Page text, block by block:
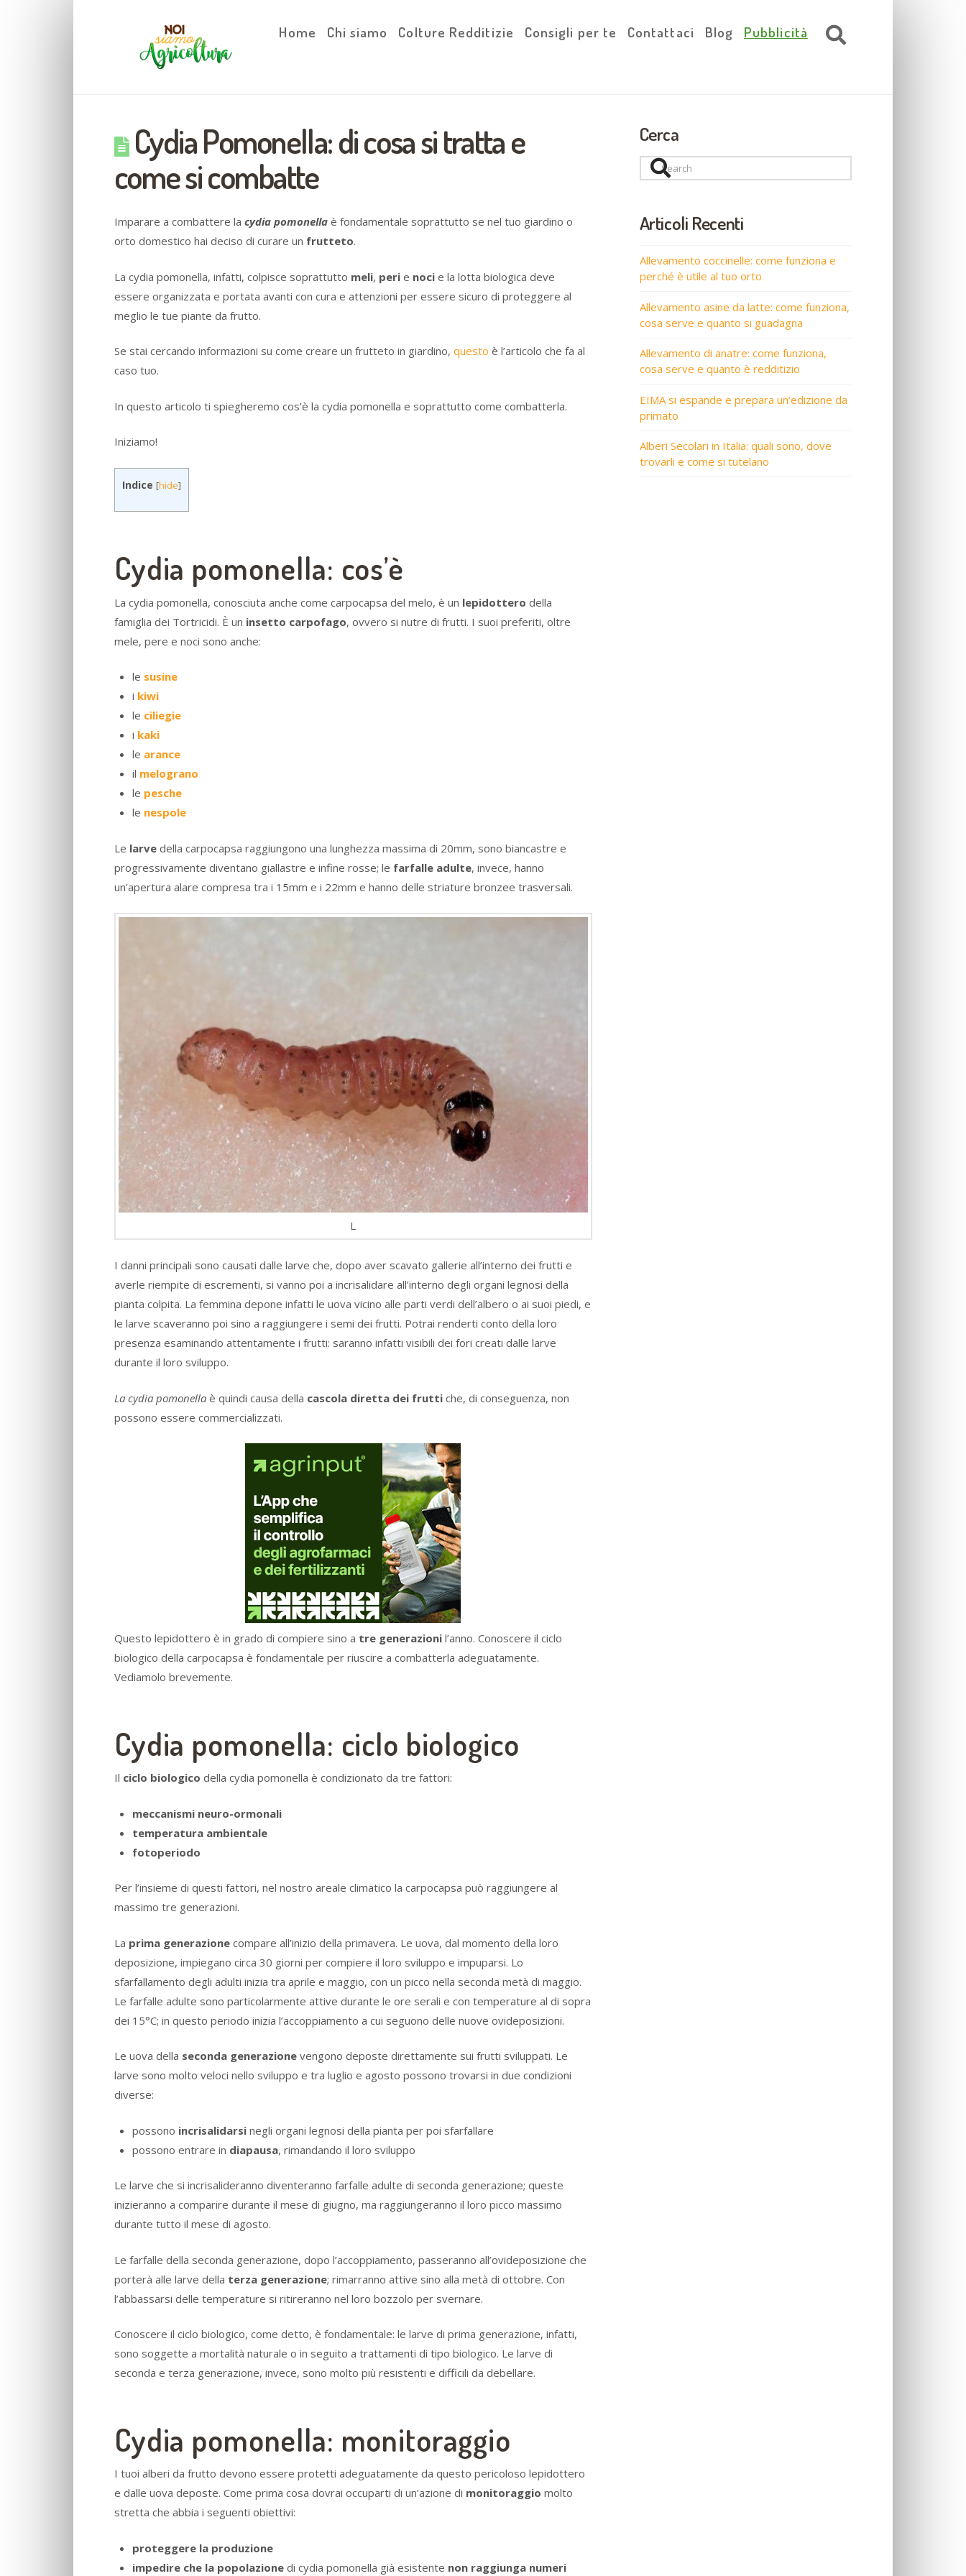
Home Chi siamo Colture Redditizie Consigli per te Contattaci Blog Pubblicità
Cydia Pomonella: di cosa si tratta e
come si combatte
Imparare a combattere la cydia pomonella è fondamentale soprattutto se nel tuo giardino o
orto domestico hai deciso di curare un frutteto.
La cydia pomonella, infatti, colpisce soprattutto meli, peri e noci e la lotta biologica deve
essere organizzata e portata avanti con cura e attenzioni per essere sicuro di proteggere al
meglio le tue piante da frutto.
Se stai cercando informazioni su come creare un frutteto in giardino, questo è l’articolo che fa al
caso tuo.
In questo articolo ti spiegheremo cos’è la cydia pomonella e soprattutto come combatterla.
Iniziamo!
Indice [hide]
Cydia pomonella: cos’è
La cydia pomonella, conosciuta anche come carpocapsa del melo, è un lepidottero della
famiglia dei Tortricidi. È un insetto carpofago, ovvero si nutre di frutti. I suoi preferiti, oltre
mele, pere e noci sono anche:
le susine
i kiwi
le ciliegie
i kaki
le arance
il melograno
le pesche
le nespole
Le larve della carpocapsa raggiungono una lunghezza massima di 20mm, sono biancastre e
progressivamente diventano giallastre e infine rosse; le farfalle adulte, invece, hanno
un’apertura alare compresa tra i 15mm e i 22mm e hanno delle striature bronzee trasversali.
L
I danni principali sono causati dalle larve che, dopo aver scavato gallerie all’interno dei frutti e
averle riempite di escrementi, si vanno poi a incrisalidare all’interno degli organi legnosi della
pianta colpita. La femmina depone infatti le uova vicino alle parti verdi dell’albero o ai suoi piedi, e
le larve scaveranno poi sino a raggiungere i semi dei frutti. Potrai renderti conto della loro
presenza esaminando attentamente i frutti: saranno infatti visibili dei fori creati dalle larve
durante il loro sviluppo.
La cydia pomonella è quindi causa della cascola diretta dei frutti che, di conseguenza, non
possono essere commercializzati.
Questo lepidottero è in grado di compiere sino a tre generazioni l’anno. Conoscere il ciclo
biologico della carpocapsa è fondamentale per riuscire a combatterla adeguatamente.
Vediamolo brevemente.
Cydia pomonella: ciclo biologico
Il ciclo biologico della cydia pomonella è condizionato da tre fattori:
meccanismi neuro-ormonali
temperatura ambientale
fotoperiodo
Per l’insieme di questi fattori, nel nostro areale climatico la carpocapsa può raggiungere al
massimo tre generazioni.
La prima generazione compare all’inizio della primavera. Le uova, dal momento della loro
deposizione, impiegano circa 30 giorni per compiere il loro sviluppo e impuparsi. Lo
sfarfallamento degli adulti inizia tra aprile e maggio, con un picco nella seconda metà di maggio.
Le farfalle adulte sono particolarmente attive durante le ore serali e con temperature al di sopra
dei 15°C; in questo periodo inizia l’accoppiamento a cui seguono delle nuove ovideposizioni.
Le uova della seconda generazione vengono deposte direttamente sui frutti sviluppati. Le
larve sono molto veloci nello sviluppo e tra luglio e agosto possono trovarsi in due condizioni
diverse:
possono incrisalidarsinegli organi legnosi della pianta per poi sfarfallare
possono entrare in diapausa, rimandando il loro sviluppo
Le larve che si incrisalideranno diventeranno farfalle adulte di seconda generazione; queste
inizieranno a comparire durante il mese di giugno, ma raggiungeranno il loro picco massimo
durante tutto il mese di agosto.
Le farfalle della seconda generazione, dopo l’accoppiamento, passeranno all’ovideposizione che
porterà alle larve della terza generazione; rimarranno attive sino alla metà di ottobre. Con
l’abbassarsi delle temperature si ritireranno nel loro bozzolo per svernare.
Conoscere il ciclo biologico, come detto, è fondamentale: le larve di prima generazione, infatti,
sono soggette a mortalità naturale o in seguito a trattamenti di tipo biologico. Le larve di
seconda e terza generazione, invece, sono molto più resistenti e difficili da debellare.
Cydia pomonella: monitoraggio
I tuoi alberi da frutto devono essere protetti adeguatamente da questo pericoloso lepidottero
e dalle uova deposte. Come prima cosa dovrai occuparti di un’azione di monitoraggio molto
stretta che abbia i seguenti obiettivi:
proteggere la produzione
impedire che la popolazionedi cydia pomonella già esistente non raggiunga numeri
Cerca
Search
Articoli Recenti
Allevamento coccinelle: come funziona e
perché è utile al tuo orto
Allevamento asine da latte: come funziona,
cosa serve e quanto si guadagna
Allevamento di anatre: come funziona,
cosa serve e quanto è redditizio
EIMA si espande e prepara un’edizione da
primato
Alberi Secolari in Italia: quali sono, dove
trovarli e come si tutelano